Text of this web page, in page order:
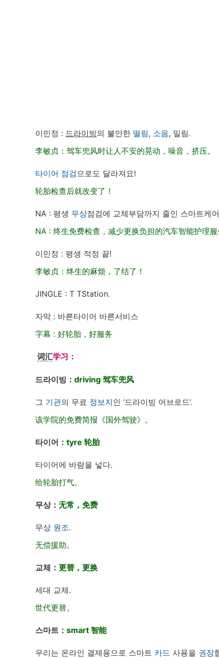
이민정 : 드라이빙의 불안한 떨림, 소음, 밀림.
李敏贞：驾车兜风时让人不安的晃动，噪音，挤压。
타이어 점검으로도 달라져요!
轮胎检查后就改变了！
NA : 평생 무상점검에 교체부담까지 줄인 스마트케
NA : 终生免费检查，减少更换负担的汽车智能护理
이민정 : 평생 적정 끝!
李敏贞：终生的麻烦，了结了！
JINGLE : T TStation.
자막 : 바른타이어 바른서비스
字幕 : 好轮胎，好服务
词汇学习：
드라이빙： driving 驾车兜风
그 기관의 무료 정보지인 ‘드라이빙 어브로드’.
该学院的免费简报《国外驾驶》。
타이어： tyre 轮胎
타이어에 바람을 넣다.
给轮胎打气。
무상： 无常，免费
무상 원조.
无偿援助。
교체： 更替，更换
세대 교체.
世代更替。
스마트： smart 智能
우리는 온라인 결제용으로 스마트 카드 사용을 권장